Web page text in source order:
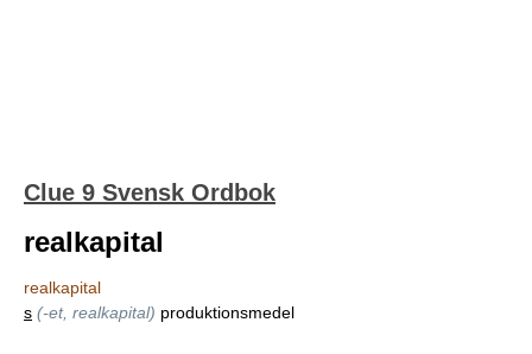
Clue 9 Svensk Ordbok
realkapital
realkapital
s (-et, realkapital) produktionsmedel